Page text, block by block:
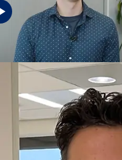
Se videoerne med vores
DSV Elev Speditør Salgschef